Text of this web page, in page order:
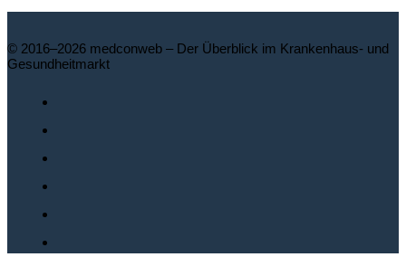
© 2016–2026 medconweb – Der Überblick im Krankenhaus- und
Gesundheitmarkt